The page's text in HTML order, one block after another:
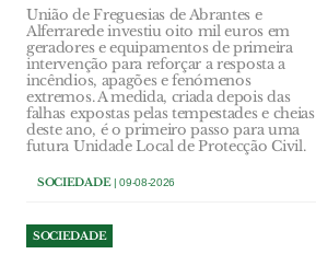
União de Freguesias de Abrantes e
Alferrarede investiu oito mil euros em
geradores e equipamentos de primeira
intervenção para reforçar a resposta a
incêndios, apagões e fenómenos
extremos. A medida, criada depois das
falhas expostas pelas tempestades e cheias
deste ano, é o primeiro passo para uma
futura Unidade Local de Protecção Civil.
SOCIEDADE| 09-08-2026
SOCIEDADE